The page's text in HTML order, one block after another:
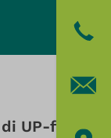
di UP-fix®